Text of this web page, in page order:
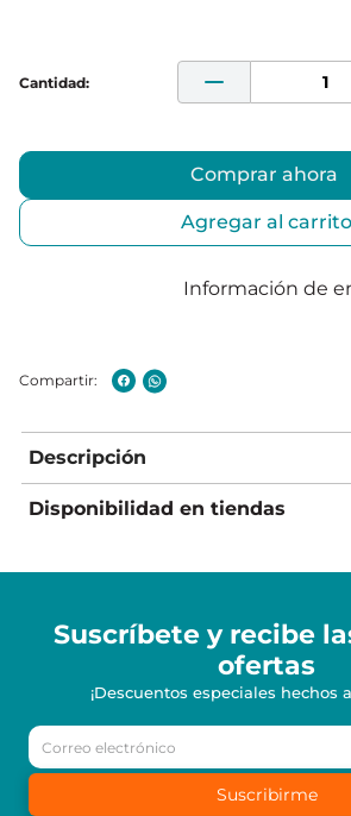
Comprar ahora
Agregar al carrito
Información de
Descripción
Disponibilidad en tiendas
Suscríbete y recibe
ofertas
¡Descuentos especiales hechos
Suscribirme